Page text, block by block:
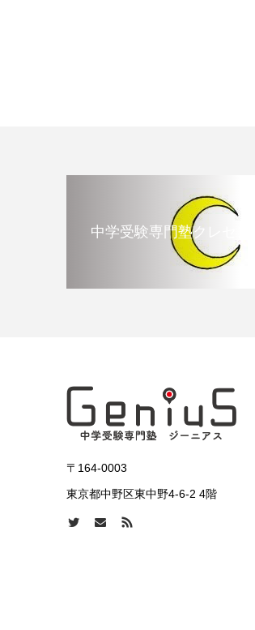
中学受験専門塾クレセン
〒164-0003
東京都中野区東中野4-6-2 4階